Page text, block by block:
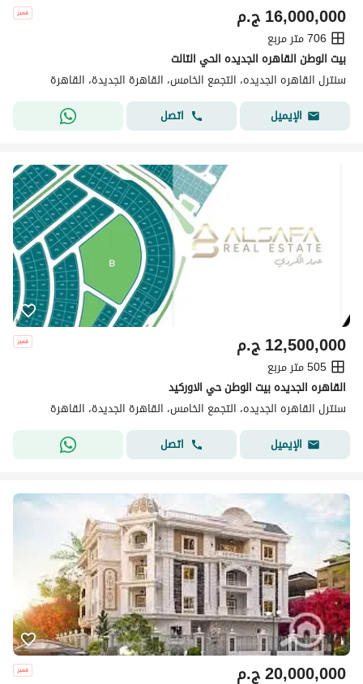
ج.م16,000,000
706 متر مربع
بيت الوطن القاهره الجديده الحي التالت
سنترل القاهره الجديده، التجمع الخامس، القاهرة الجديدة، القاهرة
الإيميل
اتصل
ج.م12,500,000
505 متر مربع
القاهره الجديده بيت الوطن حي الاوركيد
سنترل القاهره الجديده، التجمع الخامس، القاهرة الجديدة، القاهرة
الإيميل
اتصل
ج.م20,000,000